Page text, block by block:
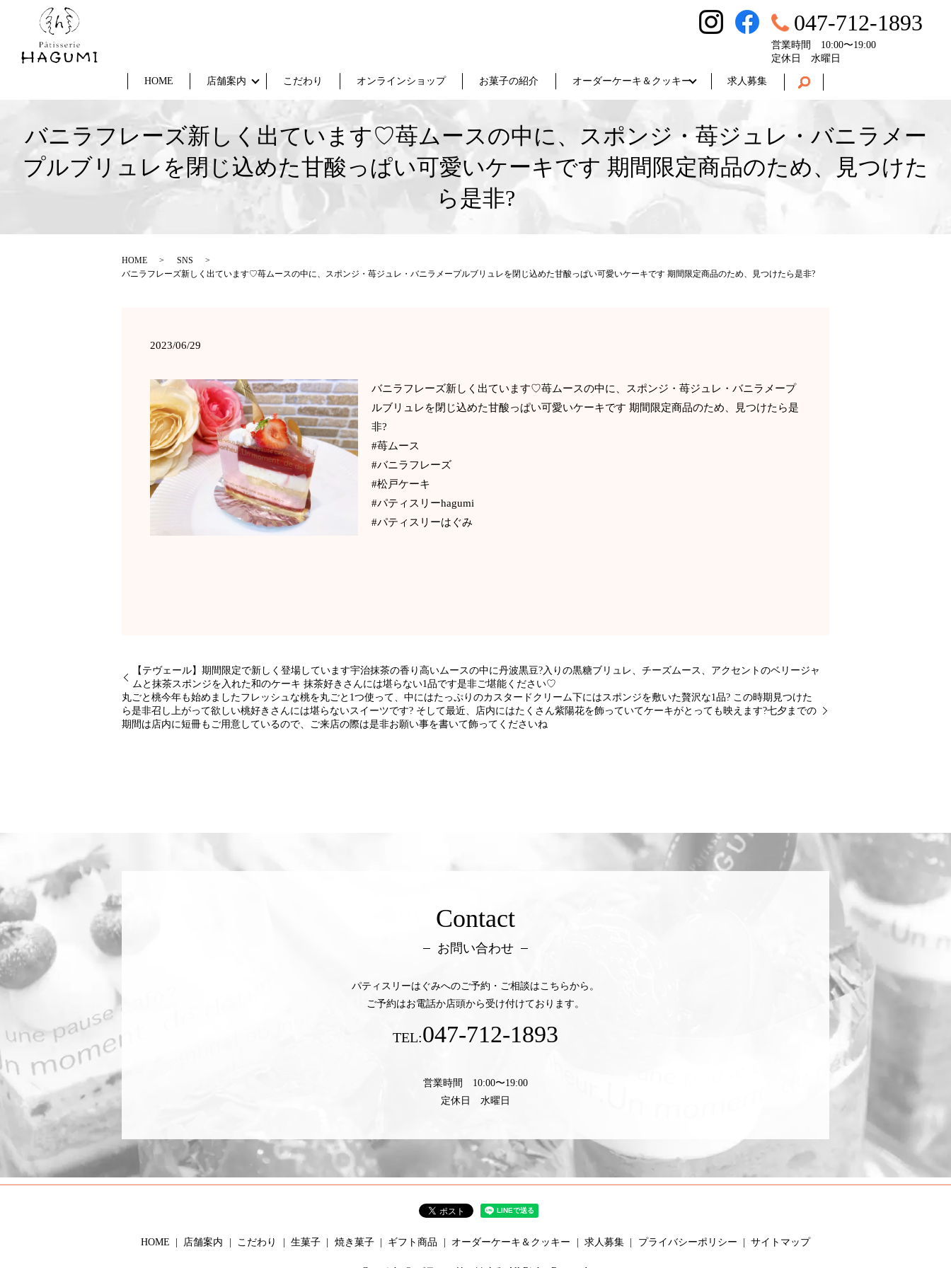
HOME 店舗案内 こだわり オンラインショップ お菓子の紹介 オーダーケーキ＆クッキー 求人募集
047-712-1893
営業時間 10:00〜19:00
定休日 水曜日
バニラフレーズ新しく出ています♡苺ムースの中に、スポンジ・苺ジュレ・バニラメー
プルブリュレを閉じ込めた甘酸っぱい可愛いケーキです 期間限定商品のため、見つけた
ら是非?
HOME
SNS
バニラフレーズ新しく出ています♡苺ムースの中に、スポンジ・苺ジュレ・バニラメープルブリュレを閉じ込めた甘酸っぱい可愛いケーキです 期間限定商品のため、見つけたら是非?
2023/06/29
バニラフレーズ新しく出ています♡苺ムースの中に、スポンジ・苺ジュレ・バニラメープ
ルブリュレを閉じ込めた甘酸っぱい可愛いケーキです 期間限定商品のため、見つけたら是
非?
#苺ムース
#バニラフレーズ
#松戸ケーキ
#パティスリーhagumi
#パティスリーはぐみ
【テヴェール】期間限定で新しく登場しています宇治抹茶の香り高いムースの中に丹波黒豆?入りの黒糖ブリュレ、チーズムース、アクセントのベリージャ
ムと抹茶スポンジを入れた和のケーキ 抹茶好きさんには堪らない1品です是非ご堪能ください♡
丸ごと桃今年も始めましたフレッシュな桃を丸ごと1つ使って、中にはたっぷりのカスタードクリーム下にはスポンジを敷いた贅沢な1品? この時期見つけた
ら是非召し上がって欲しい桃好きさんには堪らないスイーツです? そして最近、店内にはたくさん紫陽花を飾っていてケーキがとっても映えます?七夕までの
期間は店内に短冊もご用意しているので、ご来店の際は是非お願い事を書いて飾ってくださいね
Contact
お問い合わせ
パティスリーはぐみへのご予約・ご相談はこちらから。
ご予約はお電話か店頭から受け付けております。
TEL:047-712-1893
営業時間 10:00〜19:00
定休日 水曜日
HOME 店舗案内 こだわり 生菓子 焼き菓子 ギフト商品 オーダーケーキ＆クッキー 求人募集 プライバシーポリシー サイトマップ